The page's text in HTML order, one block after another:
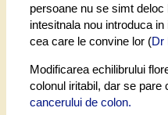
persoane nu se simt deloc
intesitnala nou introduca
cea care le convine lor (Dr
Modificarea echilibrului
colonul iritabil, dar se pare
cancerului de colon.